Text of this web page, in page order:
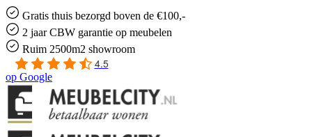
Gratis thuis bezorgd boven de €100,-
2 jaar CBW garantie op meubelen
Ruim 2500m2 showroom
4.5
op Google